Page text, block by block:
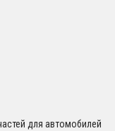
для автомобилей